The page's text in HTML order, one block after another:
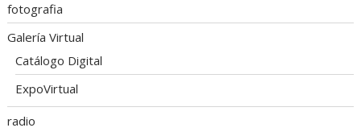
fotografia
Galería Virtual
Catálogo Digital
ExpoVirtual
radio